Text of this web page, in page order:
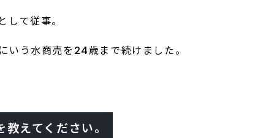
て従事。
いう水商売を24歳まで続けました。
えてください。